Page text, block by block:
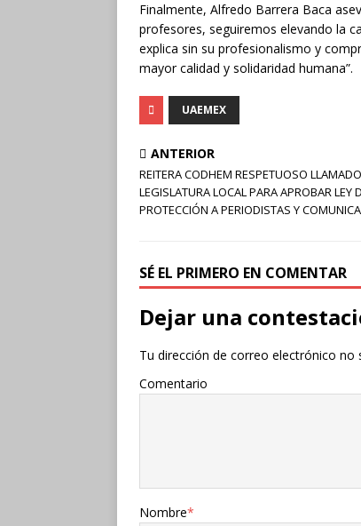
Finalmente, Alfredo Barrera Baca
profesores, seguiremos elevando la
explica sin su profesionalismo y
mayor calidad y solidaridad humana”.
UAEMEX
ANTERIOR
REITERA CODHEM RESPETUOSO
LEGISLATURA LOCAL PARA APROBAR LEY
PROTECCIÓN A PERIODISTAS Y
SÉ EL PRIMERO EN COMENTAR
Dejar una
Tu dirección de correo electrónico no
Comentario
Nombre*